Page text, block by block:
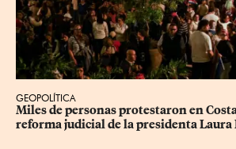
GEOPOLÍTICA
Miles de personas protestaron en
reforma judicial de la presidenta Laura